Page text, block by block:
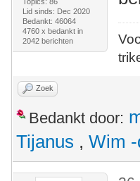
Lid sinds: Dec 2020
Bedankt: 46064
4760 x bedankt in
2042 berichten
Zoek
Bedankt door:
Tijanus , Wim